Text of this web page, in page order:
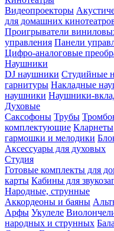
Видеопроекторы
для домашних
Проигрыватели
управления Панели
Цифро-аналоговые
Наушники
DJ наушники Студийные
гарнитуры Накладные
наушники Наушники-
Духовые
Саксофоны Трубы
комплектующие Кларнеты
гармошки и мелодики
Аксессуары для духовых
Студия
Готовые комплекты для
карты Кабины для
Народные, струнные
Аккордеоны и баяны
Арфы Укулеле
народных и струнных